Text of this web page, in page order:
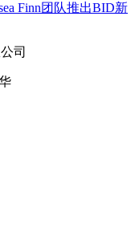
Finn团队推出BID新